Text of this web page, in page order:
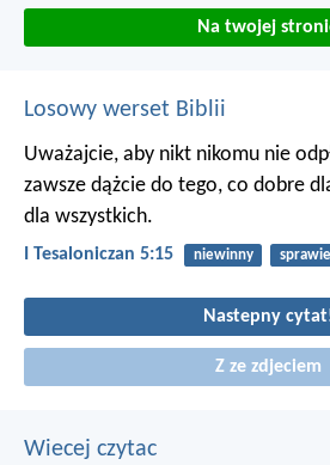
Na twojej
Losowy werset Biblii
Uważajcie, aby nikt nikomu nie
zawsze dążcie do tego, co dobre
dla wszystkich.
I Tesaloniczan 5:15 niewinny
Nastepny
Z ze zdjeciem
Wiecej czytac